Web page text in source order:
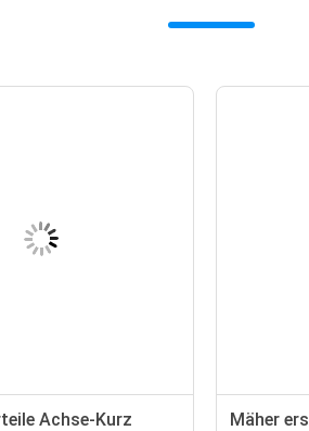
Achse-Kurz
Mäher